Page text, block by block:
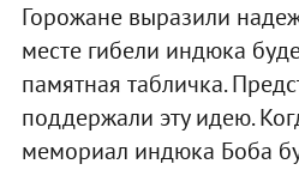
Горожане выразили
месте гибели индюка
памятная табличка.
поддержали эту идею.
мемориал индюка Боба